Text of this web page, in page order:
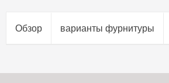
Обзор варианты фурнитуры